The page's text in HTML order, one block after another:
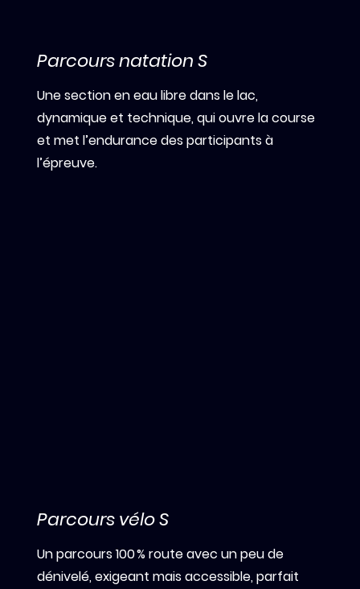
Parcours natation S
Une section en eau libre dans le lac,
dynamique et technique, qui ouvre la course
et met l’endurance des participants à
l’épreuve.
Parcours vélo S
Un parcours 100 % route avec un peu de
dénivelé, exigeant mais accessible, parfait